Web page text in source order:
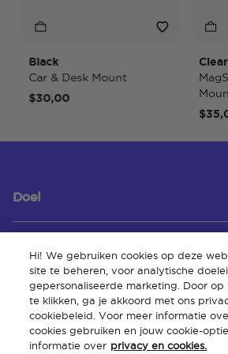
Black
Car & Desk Mount
$30,00
Clear
Mount
$35,00
Doel
Klantenservice
Over
Hi! We gebruiken cookies op deze
site te beheren, voor analytische
gepersonaliseerde marketing. Door
te klikken, ga je akkoord met ons
cookiebeleid. Voor meer informatie
cookies gebruiken en jouw cookie-
informatie over privacy en cookies.